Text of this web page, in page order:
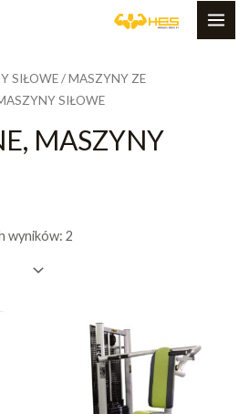
SIŁOWE/MASZYNY ZE
SIŁOWE
MASZYNY
wyników: 2